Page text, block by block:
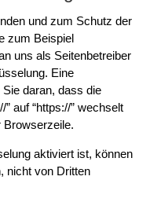
und zum Schutz der
zum Beispiel
uns als Seitenbetreiber
Eine
daran, dass die
auf “https://” wechselt
Browserzeile.
aktiviert ist, können
nicht von Dritten